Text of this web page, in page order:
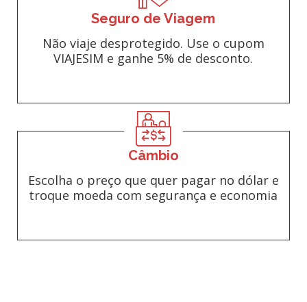
Seguro de Viagem
Não viaje desprotegido. Use o cupom
VIAJESIM e ganhe 5% de desconto.
Câmbio
Escolha o preço que quer pagar no dólar e
troque moeda com segurança e economia